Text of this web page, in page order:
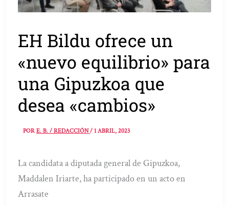
EH Bildu ofrece un
«nuevo equilibrio» para
una Gipuzkoa que
desea «cambios»
PORE. B. / REDACCIÓN/1 ABRIL, 2023
La candidata a diputada general de Gipuzkoa,
Maddalen Iriarte, ha participado en un acto en
Arrasate